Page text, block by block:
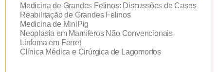
Medicina de Grandes Felinos: Discussões de Casos
Reabilitação de Grandes Felinos
Medicina de MiniPig
Neoplasia em Mamíferos Não Convencionais
Linfoma em Ferret
Clínica Médica e Cirúrgica de Lagomorfos